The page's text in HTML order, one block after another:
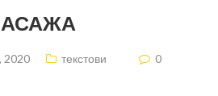
2020 текстови
0